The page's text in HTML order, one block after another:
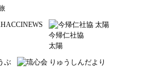
今帰仁社協
太陽